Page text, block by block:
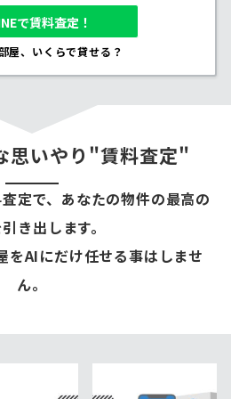
で賃料査定！
屋、いくらで貸せる？
思いやり"賃料査定"
定で、あなたの物件の最高の
き出します。
をAIにだけ任せる事はしませ
ん。